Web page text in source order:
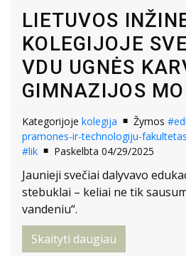
LIETUVOS
KOLEGIJOJE
VDU UGNĖS
GIMNAZIJOS
Kategorijoje kolegija Žymos
pramones-ir-technologiju-fakultetas
#lik
Paskelbta 04/29/2025
Jaunieji svečiai dalyvavo
stebuklai – keliai ne tik
vandeniu“.
Skaityti daugiau